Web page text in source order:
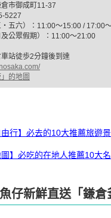
市御成町11-37
5227
五六）：11:00～15:00 / 17:00
公眾假期）：11:00～21:00
站徒歩2分鐘後到達
的地圖
行】必去的10大推薦旅遊景
】必吃的在地人推薦10大名
仔新鮮直送「鎌倉